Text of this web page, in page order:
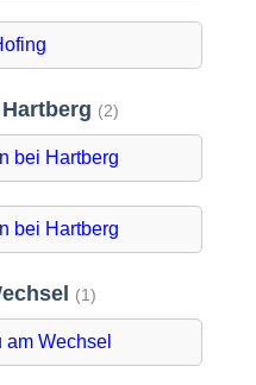
(2)
bei Hartberg
bei Hartberg
(1)
Wechsel